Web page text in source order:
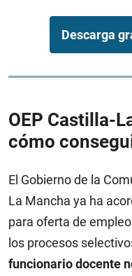
Descarga
OEP Castilla-
cómo
El Gobierno de la
La Mancha ya ha
para oferta de
los procesos
funcionario docente